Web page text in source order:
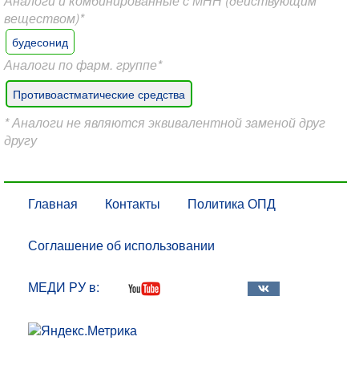
веществом)*
будесонид
Аналоги по фарм. группе*
Противоастматические средства
* Аналоги не являются эквивалентной заменой друг
другу
Главная Контакты Политика ОПД
Соглашение об использовании
МЕДИ РУ в: